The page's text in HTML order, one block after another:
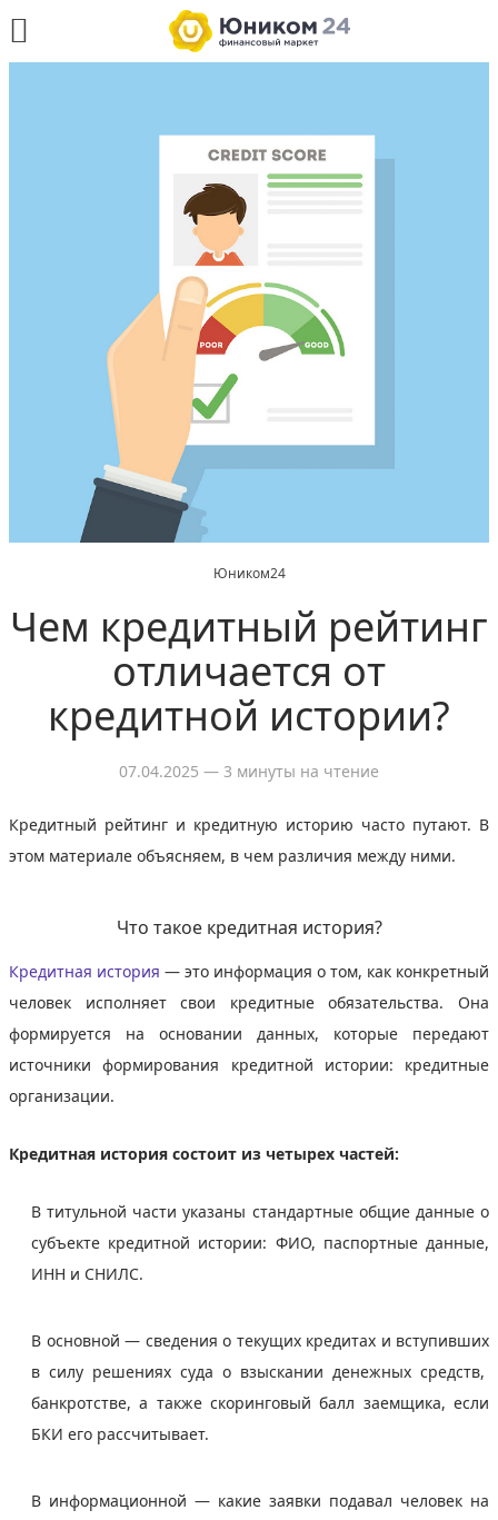
Юником24
Чем кредитный рейтинг
отличается от
кредитной истории?
07.04.2025 — 3 минуты на чтение
Кредитный рейтинг и кредитную историю часто путают. В
этом материале объясняем, в чем различия между ними.
Что такое кредитная история?
Кредитная история — это информация о том, как конкретный
человек исполняет свои кредитные обязательства. Она
формируется на основании данных, которые передают
источники формирования кредитной истории: кредитные
организации.
Кредитная история состоит из четырех частей:
В титульной части указаны стандартные общие данные о
субъекте кредитной истории: ФИО, паспортные данные,
ИНН и СНИЛС.
В основной — сведения о текущих кредитах и вступивших
в силу решениях суда о взыскании денежных средств,
банкротстве, а также скоринговый балл заемщика, если
БКИ его рассчитывает.
В информационной — какие заявки подавал человек на